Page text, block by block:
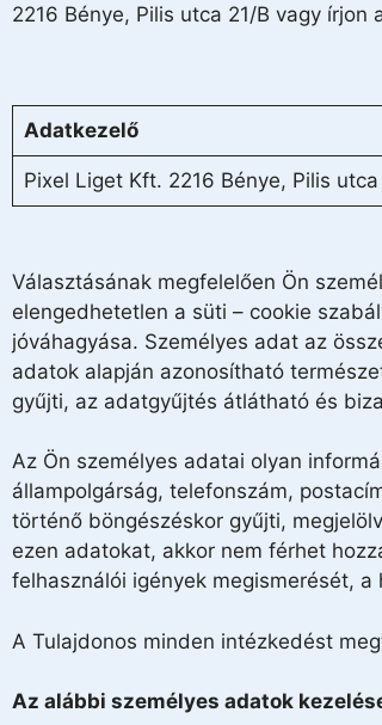
2216 Bénye, Pilis utca 21/B vagy írjon
Adatkezelő
Pixel Liget Kft. 2216 Bénye, Pilis utca
Választásának megfelelően Ön
elengedhetetlen a süti – cookie
jóváhagyása. Személyes adat az
adatok alapján azonosítható
gyűjti, az adatgyűjtés átlátható és
Az Ön személyes adatai olyan
állampolgárság, telefonszám,
történő böngészéskor gyűjti,
ezen adatokat, akkor nem férhet
felhasználói igények megismerését,
A Tulajdonos minden intézkedést
Az alábbi személyes adatok